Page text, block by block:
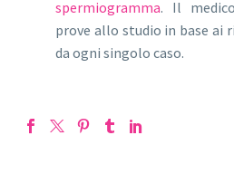
spermiogramma. Il
prove allo studio in base ai
da ogni singolo caso.